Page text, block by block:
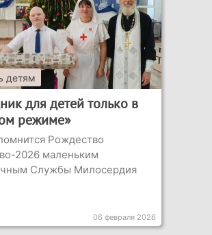
детям
для детей только в
режиме»
Рождество
2026 маленьким
Службы Милосердия
06 февраля 2026